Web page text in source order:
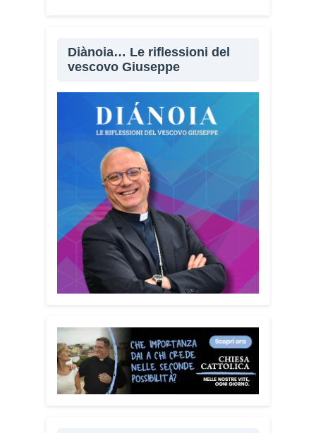
Diànoia… Le riflessioni del
vescovo Giuseppe